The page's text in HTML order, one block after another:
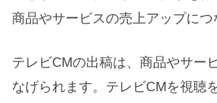
商品やサービスの売上アップにつ
テレビCMの出稿は、商品やサー
なげられます。テレビCMを視聴